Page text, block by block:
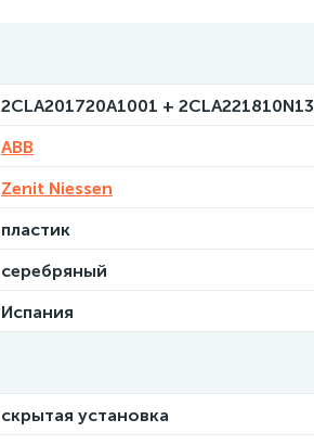
2CLA201720A1001 +
ABB
Zenit Niessen
пластик
серебряный
Испания
скрытая установка